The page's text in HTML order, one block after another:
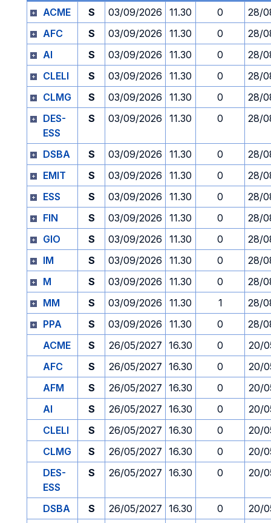
ACME S 03/09/2026 11.30 0
28/
AFC
S 03/09/2026 11.30 0
28/
AI
S 03/09/2026 11.30 0
28/
CLELI
S 03/09/2026 11.30 0
28/
CLMG
S 03/09/2026 11.30 0
28/
DES-
ESS
S 03/09/2026 11.30 0 28/
DSBA S 03/09/2026 11.30 0
28/
EMIT
S 03/09/2026 11.30 0
28/
ESS
S 03/09/2026 11.30 0
28/
FIN
S 03/09/2026 11.30 0
28/
GIO
S 03/09/2026 11.30 0
28/
IM
S 03/09/2026 11.30 0
28/
M
S 03/09/2026 11.30 0
28/
MM
S 03/09/2026 11.30 1
28/
PPA
S 03/09/2026 11.30 0
28/
ACME
S 26/05/2027 16.30 0
20/
AFC
S 26/05/2027 16.30 0
20/
AFM
S 26/05/2027 16.30 0
20/
AI
S 26/05/2027 16.30 0
20/
CLELI
S 26/05/2027 16.30 0
20/
CLMG
S 26/05/2027 16.30 0
20/
DES-
ESS
S 26/05/2027 16.30 0 20/
DSBA S 26/05/2027 16.30 0
20/